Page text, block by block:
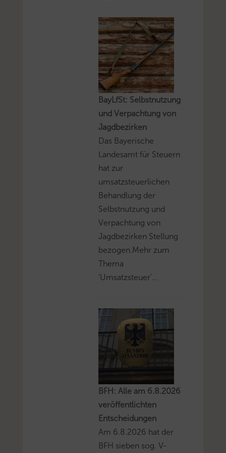
BayLfSt: Selbstnutzung
und Verpachtung von
Jagdbezirken
Das Bayerische
Landesamt für Steuern
hat zur
umsatzsteuerlichen
Behandlung der
Selbstnutzung und
Verpachtung von
Jagdbezirken Stellung
bezogen.Mehr zum
Thema
'Umsatzsteuer'...
BFH: Alle am 6.8.2026
veröffentlichten
Entscheidungen
Am 6.8.2026 hat der
BFH sieben sog. V-